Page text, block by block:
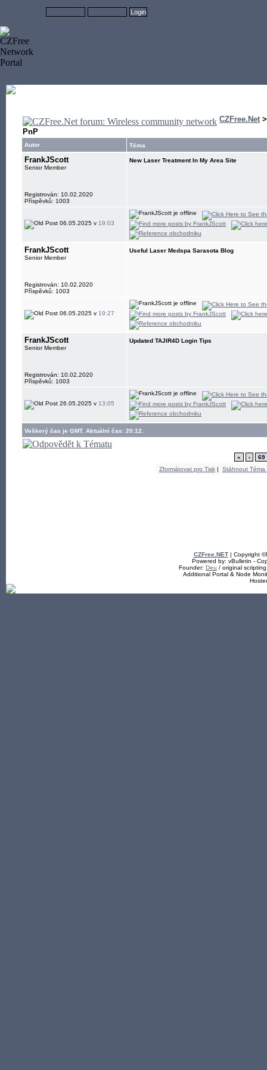
CZFree.Net
PnP
Autor Téma
FrankJScott
Senior Member
Registrován: 10.02.2020
Příspěvků: 1003
New Laser Treatment In My Area Site
06.05.2025 v 19:03
FrankJScott
Senior Member
Registrován: 10.02.2020
Příspěvků: 1003
Useful Laser Medspa Sarasota Blog
06.05.2025 v 19:27
FrankJScott
Senior Member
Registrován: 10.02.2020
Příspěvků: 1003
Updated TAJIR4D Login Tips
26.05.2025 v 13:05
Veškerý čas je GMT. Aktuální čas: 20:12.
« ‹
69
Zformátovat pro Tisk | Stáhnout Téma
CZFree.NET| Copyright
Powered by: vBulletin -
Founder: Deu / original
Additional Portal & Node